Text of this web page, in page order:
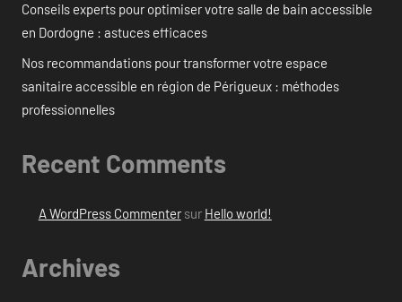
Conseils experts pour optimiser votre salle de bain accessible
en Dordogne : astuces efficaces
Nos recommandations pour transformer votre espace
sanitaire accessible en région de Périgueux : méthodes
professionnelles
Recent Comments
A WordPress Commentersur Hello world!
Archives